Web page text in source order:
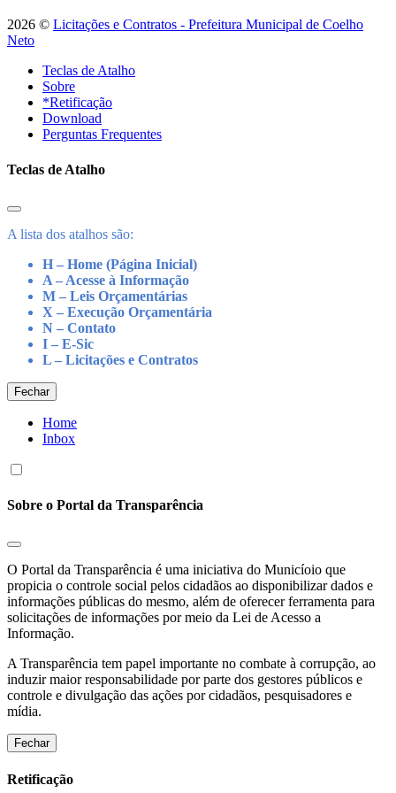
2026 © Licitações e Contratos - Prefeitura Municipal de Coelho
Neto
Teclas de Atalho
Sobre
*Retificação
Download
Perguntas Frequentes
Teclas de Atalho
A lista dos atalhos são:
H – Home (Página Inicial)
A – Acesse à Informação
M – Leis Orçamentárias
X – Execução Orçamentária
N – Contato
I – E-Sic
L – Licitações e Contratos
Fechar
Home
Inbox
Sobre o Portal da Transparência
O Portal da Transparência é uma iniciativa do Municíoio que
propicia o controle social pelos cidadãos ao disponibilizar dados e
informações públicas do mesmo, além de oferecer ferramenta para
solicitações de informações por meio da Lei de Acesso a
Informação.
A Transparência tem papel importante no combate à corrupção, ao
induzir maior responsabilidade por parte dos gestores públicos e
controle e divulgação das ações por cidadãos, pesquisadores e
mídia.
Fechar
Retificação